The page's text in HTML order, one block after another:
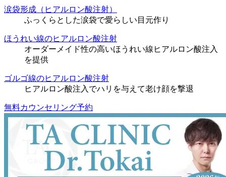
涙袋形成（ヒアルロン酸注射）
ふっくらとした涙袋で愛らしい目元作り
ほうれい線のヒアルロン酸注射
オーダーメイド性の高いほうれい線ヒアルロン酸注入
を提供
ゴルゴ線のヒアルロン酸注射
ヒアルロン酸注入でハリを与えて老け顔を撃退
無料カウンセリング予約